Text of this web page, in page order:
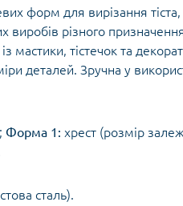
форм для вирізання
виробів різного
мастики, тістечок та
деталей. Зручна у
Форма 1: хрест (розмір
сталь).